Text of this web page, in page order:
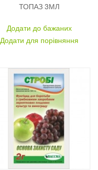
ТОПАЗ 3МЛ
Додати до бажаних
Додати для порівняння